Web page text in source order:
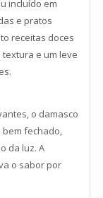
incluído em
e pratos
receitas doces
e um leve
o damasco
fechado,
da luz. A
o sabor por